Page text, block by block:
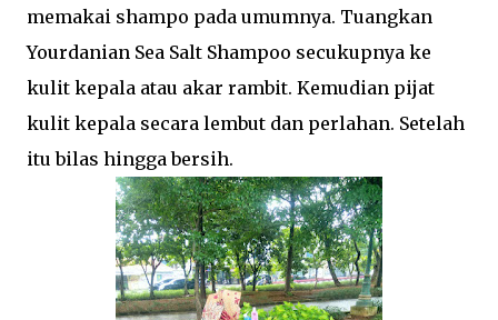
memakai shampo pada umumnya. Tuangkan
Yourdanian Sea Salt Shampoo secukupnya ke
kulit kepala atau akar rambit. Kemudian pijat
kulit kepala secara lembut dan perlahan. Setelah
itu bilas hingga bersih.